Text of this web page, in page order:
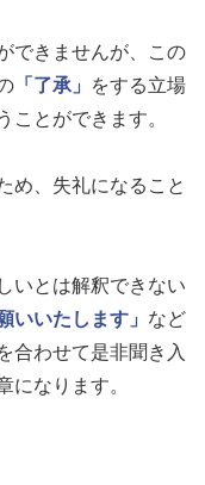
できませんが、この
「了承」
をする立場
ことができます。
め、失礼になること
いとは解釈できない
いいたします」 など
合わせて是非聞き入
になります。